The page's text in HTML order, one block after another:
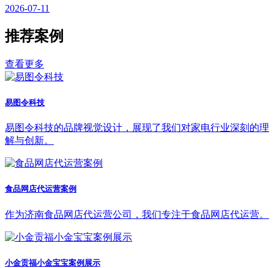
2026-07-11
推荐案例
查看更多
易图令科技
易图令科技的品牌视觉设计，展现了我们对家电行业深刻的理
解与创新。
食品网店代运营案例
作为济南食品网店代运营公司，我们专注于食品网店代运营。
小金贡福小金宝宝案例展示